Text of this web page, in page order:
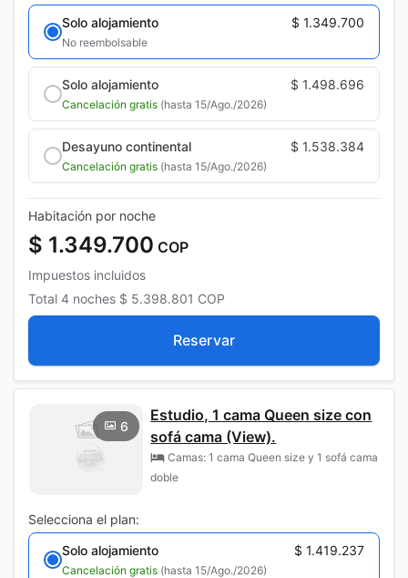
Solo alojamiento
$ 1.349.700
No reembolsable
Solo alojamiento $ 1.498.696
Cancelación gratis (hasta 15/Ago./2026)
Desayuno continental $ 1.538.384
Cancelación gratis (hasta 15/Ago./2026)
Habitación por noche
$ 1.349.700 COP
Impuestos incluidos
Total 4 noches $ 5.398.801 COP
Reservar
6
Estudio, 1 cama Queen size con
sofá cama (View).
Camas: 1 cama Queen size y 1 sofá cama
doble
Selecciona el plan:
Solo alojamiento
$ 1.419.237
Cancelación gratis (hasta 15/Ago./2026)